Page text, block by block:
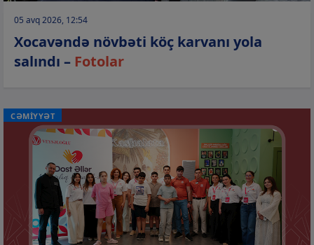
05 avq 2026, 12:54
Xocavəndə növbəti köç karvanı yola
salındı – Fotolar
CƏMİYYƏT